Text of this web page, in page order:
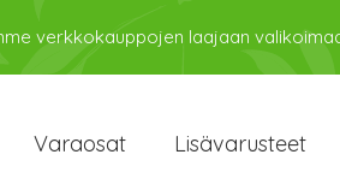
verkkokauppojen laajaan
Varaosat Lisävarusteet